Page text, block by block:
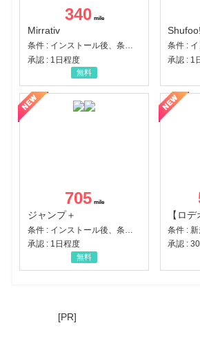
340
Mirrativ
条件 : インストール後、条件達成
承認 : 1日程度
無料
承認 : 1
705
ジャンプ＋
承認 : 1日程度
無料
条件 :
承認 :
[PR]